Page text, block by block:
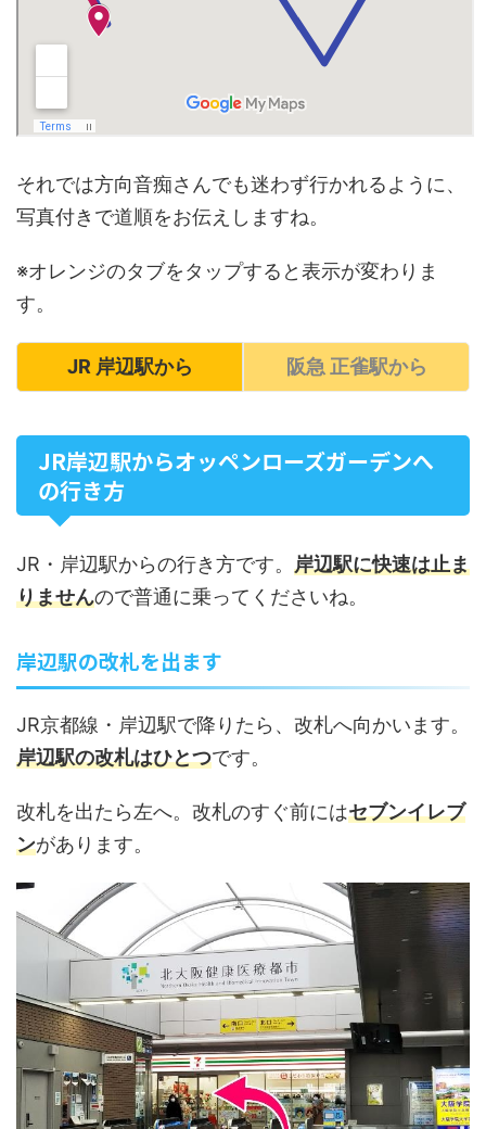
それでは方向音痴さんでも迷わず行かれるように、
写真付きで道順をお伝えしますね。
※オレンジのタブをタップすると表示が変わりま
す。
JR 岸辺駅から 阪急 正雀駅から
JR岸辺駅からオッペンローズガーデンへ
の行き方
JR・岸辺駅からの行き方です。 岸辺駅に快速は止ま
りませんので普通に乗ってくださいね。
岸辺駅の改札を出ます
JR京都線・岸辺駅で降りたら、改札へ向かいます。
岸辺駅の改札はひとつです。
改札を出たら左へ。改札のすぐ前にはセブンイレブ
ンがあります。